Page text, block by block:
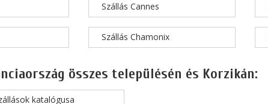
Szállás Cannes
Szállás Chamonix
összes településén és Korzikán:
katalógusa